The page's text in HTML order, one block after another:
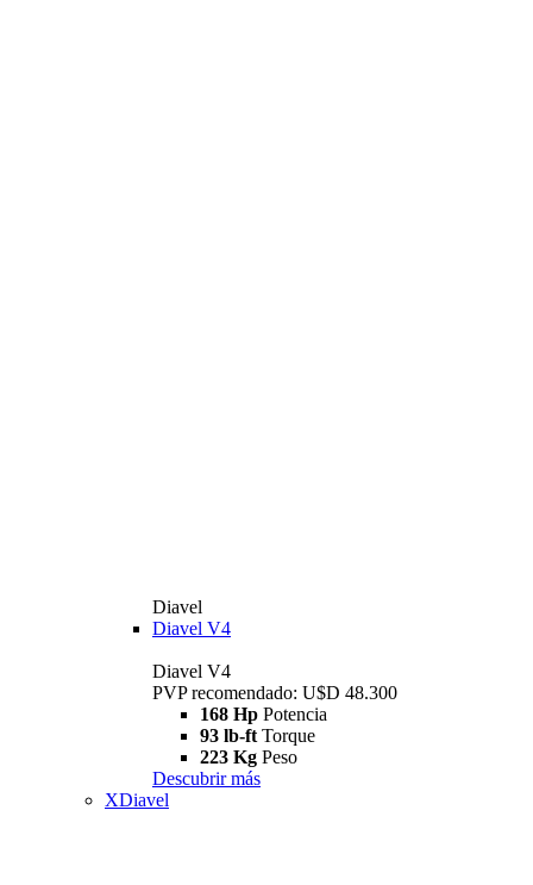
Diavel
Diavel V4
Diavel V4
PVP recomendado: U$D 48.300
168 Hp Potencia
93 lb-ft Torque
223 Kg Peso
Descubrir más
XDiavel